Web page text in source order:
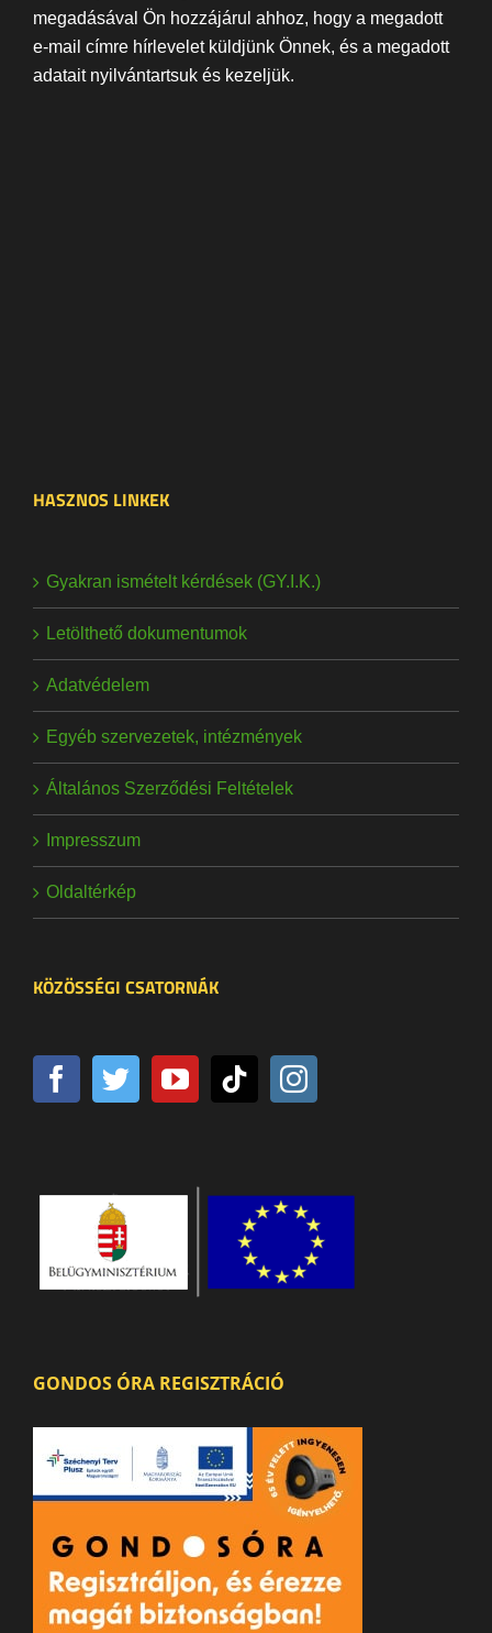
megadásával Ön hozzájárul ahhoz, hogy a megadott
e-mail címre hírlevelet küldjünk Önnek, és a megadott
adatait nyilvántartsuk és kezeljük.
HASZNOS LINKEK
Gyakran ismételt kérdések (GY.I.K.)
Letölthető dokumentumok
Adatvédelem
Egyéb szervezetek, intézmények
Általános Szerződési Feltételek
Impresszum
Oldaltérkép
KÖZÖSSÉGI CSATORNÁK
GONDOS ÓRA REGISZTRÁCIÓ